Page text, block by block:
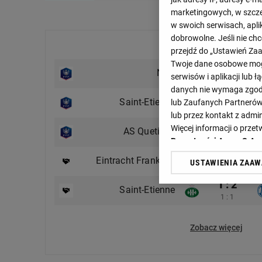
Ostatnie mecze
Nice 2 : 1
1 : 1
Saint-Etienne 11 : 1
AS Quetigny 1 : 3
1 : 1
Eintracht Frankfurt 2 : 1
2 : 0
Saint-Etienne 1 : 2
1 : 1
Zobacz więcej
marketingowych, w
w swoich serwisach,
dobrowolne. Jeśli nie
przejdź do „Ustawień
Twoje dane osobowe
serwisów i aplikacji lub
danych nie wymaga
lub Zaufanych
lub przez kontakt z
Więcej informacji o
Prywatności Agora S.A.
Klikając „Akceptuję”
dotyczące plików
USTAWIENIA